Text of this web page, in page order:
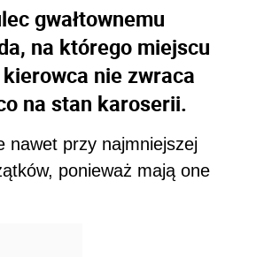
gwałtownemu
na którego miejscu
nie zwraca
na stan karoserii.
nawet przy najmniejszej
ponieważ mają one